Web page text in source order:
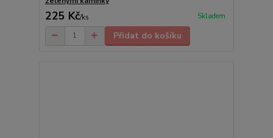
225 Kč/ks Skladem
Přidat do košíku